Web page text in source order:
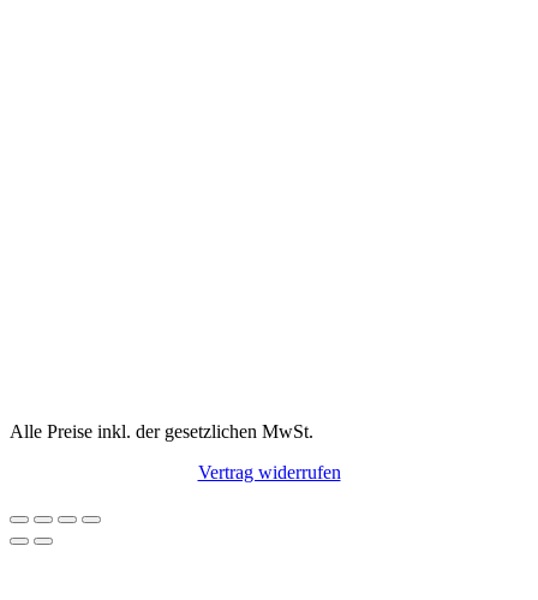
Alle Preise inkl. der gesetzlichen MwSt.
Vertrag widerrufen